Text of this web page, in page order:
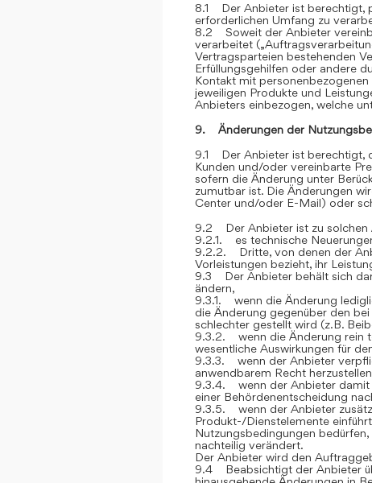
8.1 Der Anbieter ist berechtigt,
erforderlichen Umfang zu
8.2 Soweit der Anbieter
verarbeitet
Vertragsparteien bestehenden
Erfüllungsgehilfen oder andere
Kontakt mit
jeweiligen Produkte und
Anbieters einbezogen, welche
9. Änderungen der
9.1 Der Anbieter ist berechtigt,
Kunden und/oder vereinbarte
sofern die Änderung unter
zumutbar ist. Die Änderungen
Center und/oder E-Mail) oder
9.2 Der Anbieter ist zu solchen
9.2.1. es technische
9.2.2. Dritte, von denen der
Vorleistungen bezieht, ihr
9.3 Der Anbieter behält sich
ändern,
9.3.1. wenn die Änderung
die Änderung gegenüber den
schlechter gestellt wird (z.B.
9.3.2. wenn die Änderung rein
wesentliche Auswirkungen für
9.3.3. wenn der Anbieter
anwendbarem Recht
9.3.4. wenn der Anbieter damit
einer Behördenentscheidung
9.3.5. wenn der Anbieter
Produkt-/Dienstelemente
Nutzungsbedingungen
nachteilig verändert.
Der Anbieter wird den
9.4 Beabsichtigt der Anbieter